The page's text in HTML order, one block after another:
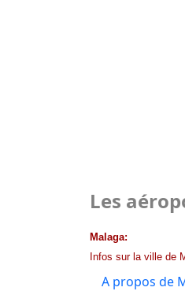
Les
Malaga:
Infos sur la ville de
A propos de